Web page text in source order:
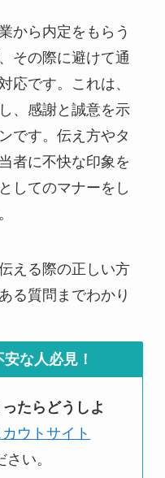
から内定をもらう
その際に避けて通
応です。これは、
、感謝と誠意を示
です。伝え方やタ
者に不快な印象を
してのマナーをし
える際の正しい方
る質問までわかり
な人必見！
たらどうしよ
ウトサイト
い。